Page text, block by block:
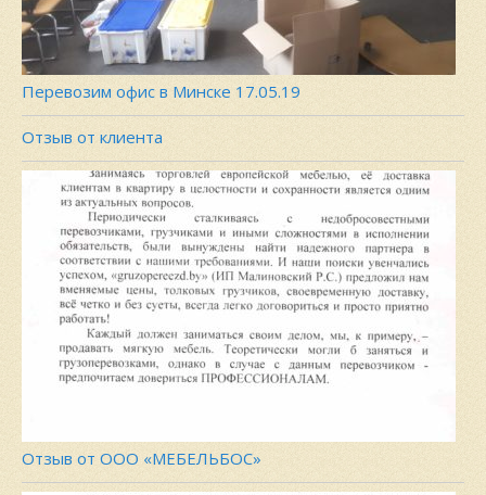
Перевозим офис в Минске 17.05.19
Отзыв от клиента
Отзыв от ООО «МЕБЕЛЬБОС»